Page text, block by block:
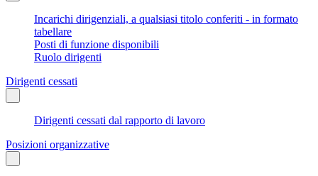
Incarichi dirigenziali, a qualsiasi titolo conferiti - in formato
tabellare
Posti di funzione disponibili
Ruolo dirigenti
Dirigenti cessati
Dirigenti cessati dal rapporto di lavoro
Posizioni organizzative